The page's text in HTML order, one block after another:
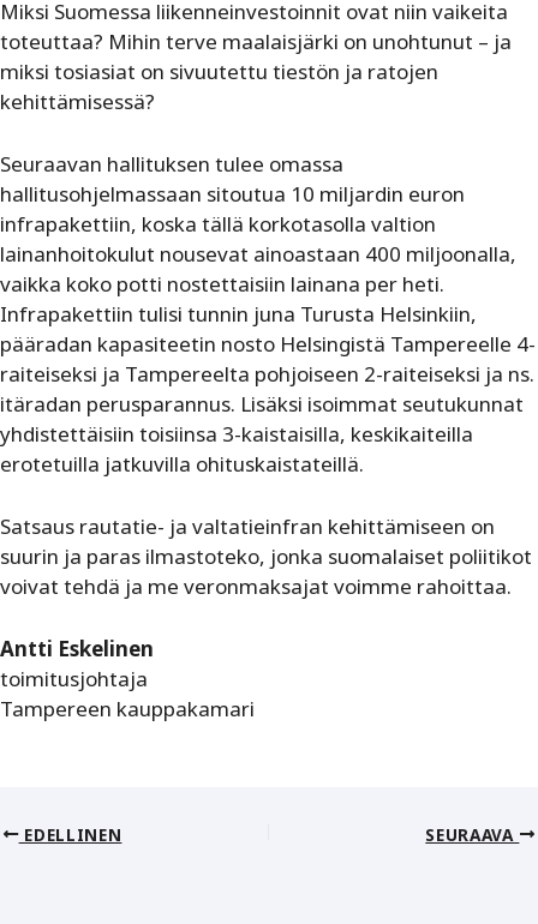
Miksi Suomessa liikenneinvestoinnit ovat niin vaikeita
toteuttaa? Mihin terve maalaisjärki on unohtunut – ja
miksi tosiasiat on sivuutettu tiestön ja ratojen
kehittämisessä?
Seuraavan hallituksen tulee omassa
hallitusohjelmassaan sitoutua 10 miljardin euron
infrapakettiin, koska tällä korkotasolla valtion
lainanhoitokulut nousevat ainoastaan 400 miljoonalla,
vaikka koko potti nostettaisiin lainana per heti.
Infrapakettiin tulisi tunnin juna Turusta Helsinkiin,
pääradan kapasiteetin nosto Helsingistä Tampereelle 4-
raiteiseksi ja Tampereelta pohjoiseen 2-raiteiseksi ja ns.
itäradan perusparannus. Lisäksi isoimmat seutukunnat
yhdistettäisiin toisiinsa 3-kaistaisilla, keskikaiteilla
erotetuilla jatkuvilla ohituskaistateillä.
Satsaus rautatie- ja valtatieinfran kehittämiseen on
suurin ja paras ilmastoteko, jonka suomalaiset poliitikot
voivat tehdä ja me veronmaksajat voimme rahoittaa.
Antti Eskelinen
toimitusjohtaja
Tampereen kauppakamari
EDELLINEN SEURAAVA